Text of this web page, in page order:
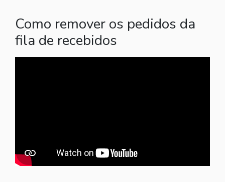
Como remover os pedidos da
fila de recebidos